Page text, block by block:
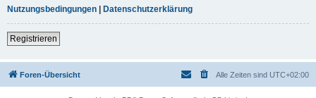
Nutzungsbedingungen | Datenschutzerklärung
Registrieren
Foren-Übersicht Alle Zeiten sind UTC+02:00